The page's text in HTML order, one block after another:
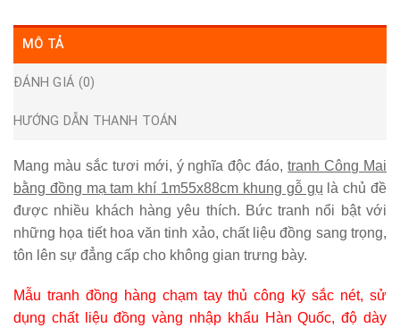
MÔ TẢ
ĐÁNH GIÁ (0)
HƯỚNG DẪN THANH TOÁN
Mang màu sắc tươi mới, ý nghĩa độc đáo,tranh Công Mai
bằng đồng mạ tam khí 1m55x88cm khung gỗ gụ là chủ đề
được nhiều khách hàng yêu thích. Bức tranh nổi bật với
những họa tiết hoa văn tinh xảo, chất liệu đồng sang trọng,
tôn lên sự đẳng cấp cho không gian trưng bày.
Mẫu tranh đồng hàng chạm tay thủ công kỹ sắc nét, sử
dụng chất liệu đồng vàng nhập khẩu Hàn Quốc, độ dày